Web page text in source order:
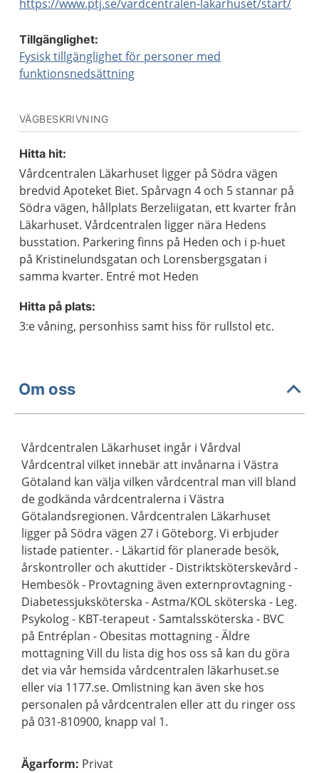
https://www.ptj.se/vardcentralen-lakarhuset/start/
Tillgänglighet:
Fysisk tillgänglighet för personer med
funktionsnedsättning
VÄGBESKRIVNING
Hitta hit:
Vårdcentralen Läkarhuset ligger på Södra vägen
bredvid Apoteket Biet. Spårvagn 4 och 5 stannar på
Södra vägen, hållplats Berzeliigatan, ett kvarter från
Läkarhuset. Vårdcentralen ligger nära Hedens
busstation. Parkering finns på Heden och i p-huet
på Kristinelundsgatan och Lorensbergsgatan i
samma kvarter. Entré mot Heden
Hitta på plats:
3:e våning, personhiss samt hiss för rullstol etc.
Om oss
Vårdcentralen Läkarhuset ingår i Vårdval
Vårdcentral vilket innebär att invånarna i Västra
Götaland kan välja vilken vårdcentral man vill bland
de godkända vårdcentralerna i Västra
Götalandsregionen. Vårdcentralen Läkarhuset
ligger på Södra vägen 27 i Göteborg. Vi erbjuder
listade patienter. - Läkartid för planerade besök,
årskontroller och akuttider - Distriktsköterskevård -
Hembesök - Provtagning även externprovtagning -
Diabetessjuksköterska - Astma/KOL sköterska - Leg.
Psykolog - KBT-terapeut - Samtalssköterska - BVC
på Entréplan - Obesitas mottagning - Äldre
mottagning Vill du lista dig hos oss så kan du göra
det via vår hemsida vårdcentralen läkarhuset.se
eller via 1177.se. Omlistning kan även ske hos
personalen på vårdcentralen eller att du ringer oss
på 031-810900, knapp val 1.
Ägarform: Privat